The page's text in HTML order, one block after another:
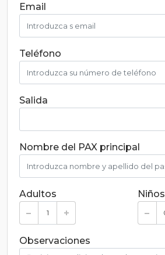
Email
Teléfono
Salida
Nombre del PAX principal
Adultos Niños
Observaciones